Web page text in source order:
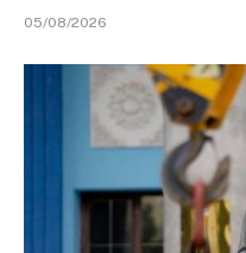
05/08/2026